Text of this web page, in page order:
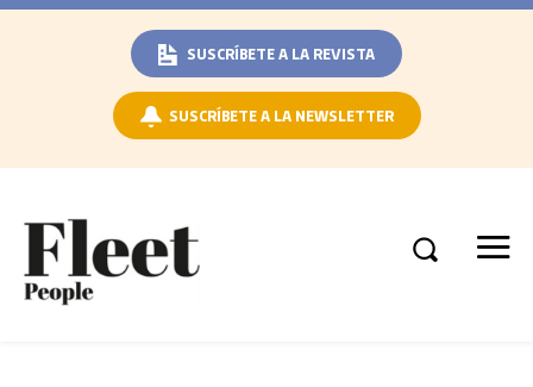
SUSCRÍBETE A LA REVISTA
SUSCRÍBETE A LA NEWSLETTER